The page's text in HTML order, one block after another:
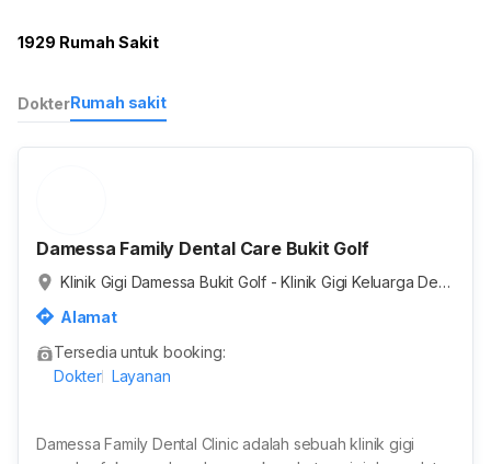
1929 Rumah Sakit
DokterRumah sakit
Damessa Family Dental Care Bukit Golf
Klinik Gigi Damessa Bukit Golf - Klinik Gigi Keluarga Den
donesia
Alamat
Tersedia untuk booking:
Dokter Layanan
Damessa Family Dental Clinic adalah sebuah klinik gigi